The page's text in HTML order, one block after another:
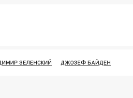
ЗЕЛЕНСКИЙ ДЖОЗЕФ БАЙДЕН